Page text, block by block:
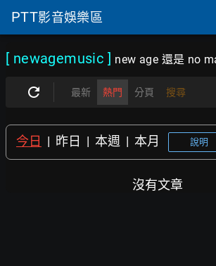
PTT影音娛樂區
[ newagemusic ] new age 還是 no
最新 熱門 分頁 搜尋
今日 | 昨日 | 本週 | 本月 說明
沒有文章